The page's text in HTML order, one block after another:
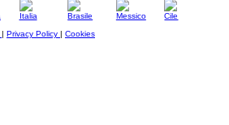
| Privacy Policy | Cookies